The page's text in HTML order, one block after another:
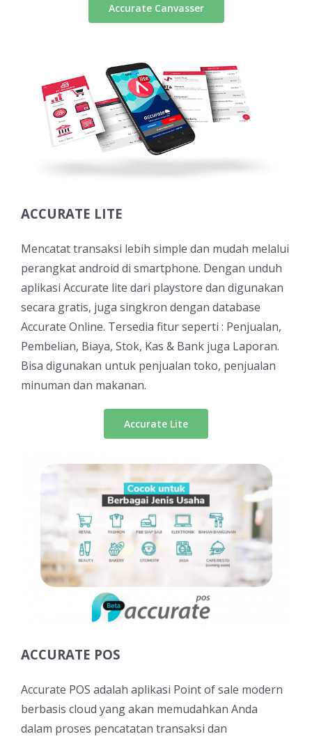
Accurate Canvasser
ACCURATE LITE
Mencatat transaksi lebih simple dan mudah melalui
perangkat android di smartphone. Dengan unduh
aplikasi Accurate lite dari playstore dan digunakan
secara gratis, juga singkron dengan database
Accurate Online. Tersedia fitur seperti : Penjualan,
Pembelian, Biaya, Stok, Kas & Bank juga Laporan.
Bisa digunakan untuk penjualan toko, penjualan
minuman dan makanan.
Accurate Lite
ACCURATE POS
Accurate POS adalah aplikasi Point of sale modern
berbasis cloud yang akan memudahkan Anda
dalam proses pencatatan transaksi dan